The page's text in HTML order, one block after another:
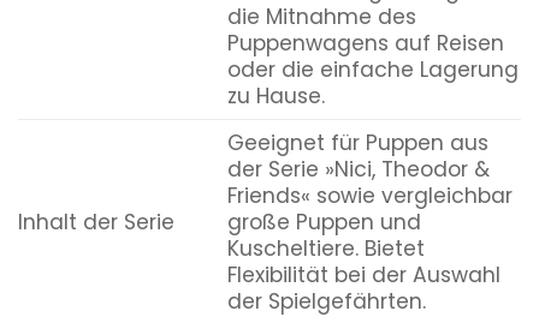
die Mitnahme des
Puppenwagens auf Reisen
oder die einfache Lagerung
zu Hause.
Inhalt der Serie
Geeignet für Puppen aus
der Serie »Nici, Theodor &
Friends« sowie vergleichbar
große Puppen und
Kuscheltiere. Bietet
Flexibilität bei der Auswahl
der Spielgefährten.